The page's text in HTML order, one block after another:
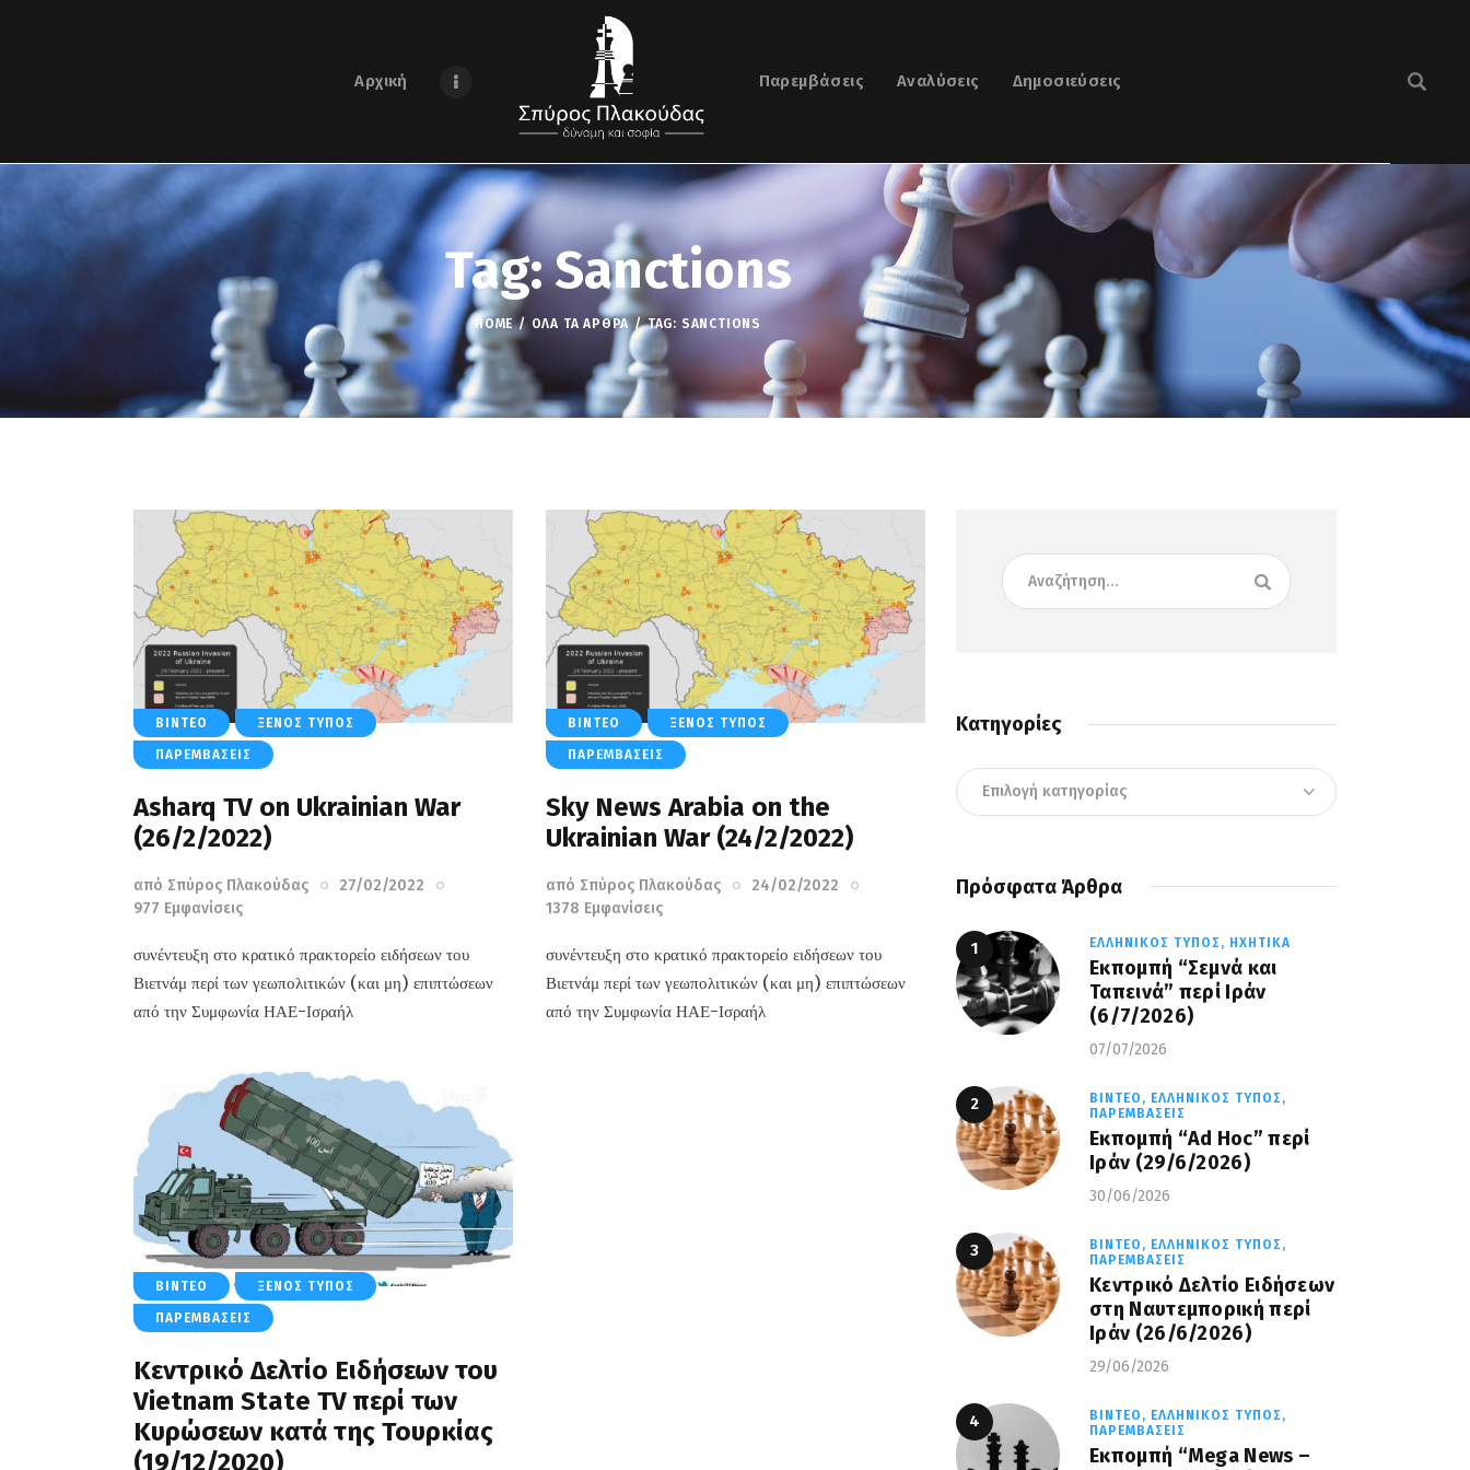
Αρχική Παρεμβάσεις Αναλύσεις Δημοσιεύσεις
Tag: Sanctions
HOME ΌΛΑ ΤΑ ΆΡΘΡΑ TAG: SANCTIONS
ΒΊΝΤΕΟ ΞΈΝΟΣ ΤΎΠΟΣ
ΠΑΡΕΜΒΆΣΕΙΣ
Asharq TV on Ukrainian War
(26/2/2022)
από Σπύρος Πλακούδας
27/02/2022
977 Εμφανίσεις
συνέντευξη στο κρατικό πρακτορείο ειδήσεων του
Βιετνάμ περί των γεωπολιτικών (και μη) επιπτώσεων
από την Συμφωνία ΗΑΕ-Ισραήλ
ΒΊΝΤΕΟ ΞΈΝΟΣ ΤΎΠΟΣ
ΠΑΡΕΜΒΆΣΕΙΣ
Sky News Arabia on the
Ukrainian War (24/2/2022)
από Σπύρος Πλακούδας
24/02/2022
1378 Εμφανίσεις
συνέντευξη στο κρατικό πρακτορείο ειδήσεων του
Βιετνάμ περί των γεωπολιτικών (και μη) επιπτώσεων
από την Συμφωνία ΗΑΕ-Ισραήλ
ΒΊΝΤΕΟ ΞΈΝΟΣ ΤΎΠΟΣ
ΠΑΡΕΜΒΆΣΕΙΣ
Κεντρικό Δελτίο Ειδήσεων του
Vietnam State TV περί των
Κυρώσεων κατά της Τουρκίας
(19/12/2020)
Κατηγορίες
Πρόσφατα Άρθρα
ΕΛΛΗΝΙΚΌΣ ΤΎΠΟΣ, ΗΧΗΤΙΚΆ
Εκπομπή “Σεμνά και
Ταπεινά” περί Ιράν
(6/7/2026)
07/07/2026
ΒΊΝΤΕΟ, ΕΛΛΗΝΙΚΌΣ ΤΎΠΟΣ,
ΠΑΡΕΜΒΆΣΕΙΣ
Εκπομπή “Ad Hoc” περί
Iράν (29/6/2026)
30/06/2026
ΒΊΝΤΕΟ, ΕΛΛΗΝΙΚΌΣ ΤΎΠΟΣ,
ΠΑΡΕΜΒΆΣΕΙΣ
Κεντρικό Δελτίο Ειδήσεων
στη Ναυτεμπορική περί
Iράν (26/6/2026)
29/06/2026
ΒΊΝΤΕΟ, ΕΛΛΗΝΙΚΌΣ ΤΎΠΟΣ,
ΠΑΡΕΜΒΆΣΕΙΣ
Eκπομπή “Mega News –